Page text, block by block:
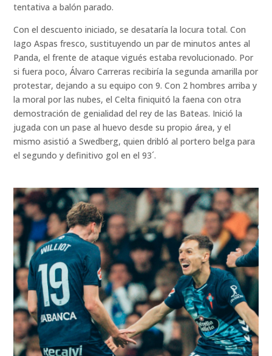
tentativa a balón parado.
Con el descuento iniciado, se desataría la locura total. Con
Iago Aspas fresco, sustituyendo un par de minutos antes al
Panda, el frente de ataque vigués estaba revolucionado. Por
si fuera poco, Álvaro Carreras recibiría la segunda amarilla por
protestar, dejando a su equipo con 9. Con 2 hombres arriba y
la moral por las nubes, el Celta finiquitó la faena con otra
demostración de genialidad del rey de las Bateas. Inició la
jugada con un pase al huevo desde su propio área, y el
mismo asistió a Swedberg, quien dribló al portero belga para
el segundo y definitivo gol en el 93´.